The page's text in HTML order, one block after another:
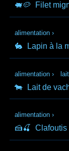
🐖🥔 Filet
alimentation ›
🐇 Lapin à la
alimentation › lait
🐄 Lait de
alimentation ›
🍰🍒 Clafoutis